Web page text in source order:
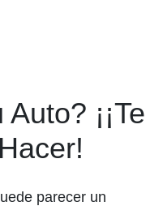
¡¡Te
parecer un